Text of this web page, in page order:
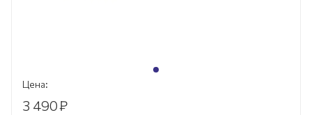
Цена:
3 490₽